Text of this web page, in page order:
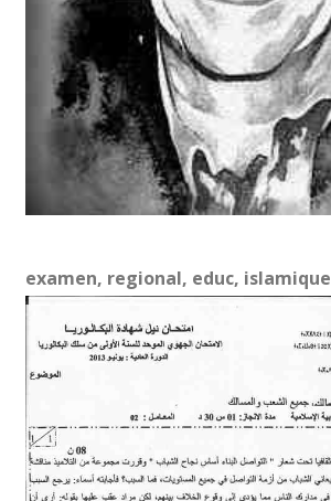
examen, regional, educ, islamique